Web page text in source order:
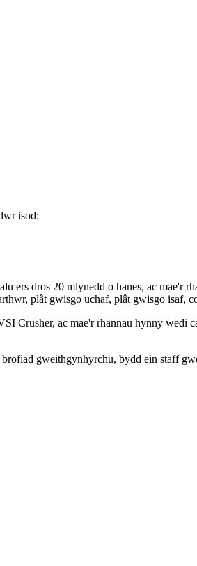
isod:
dros 20 mlynedd o hanes, ac mae'r
plât gwisgo uchaf, plât gwisgo isaf,
Crusher, ac mae'r rhannau hynny wedi
gweithgynhyrchu, bydd ein staff